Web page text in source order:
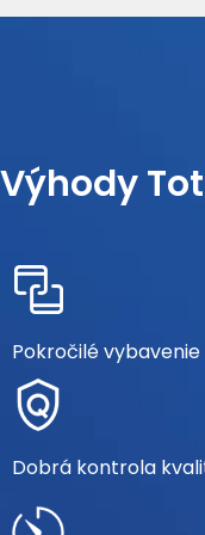
Výhody
Pokročilé
Dobrá kontrola